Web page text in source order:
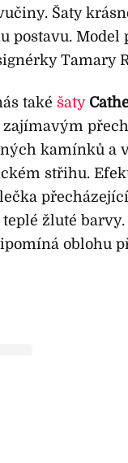
Šaty
postavu. Model
Tamary
takéšaty
zajímavým
kamínků a
střihu.
teplé žluté
oblohu